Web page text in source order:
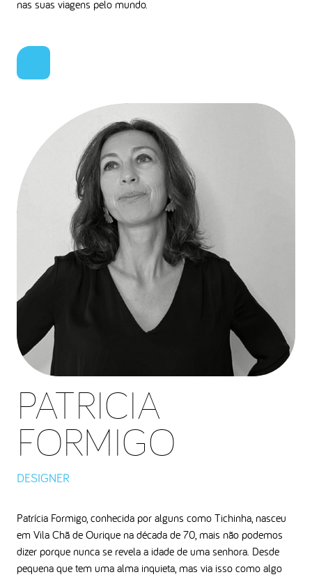
nas suas viagens pelo mundo.
PATRICIA
FORMIGO
DESIGNER
Patrícia Formigo, conhecida por alguns como Tichinha, nasceu
em Vila Chã de Ourique na década de 70, mais não podemos
dizer porque nunca se revela a idade de uma senhora. Desde
pequena que tem uma alma inquieta, mas via isso como algo